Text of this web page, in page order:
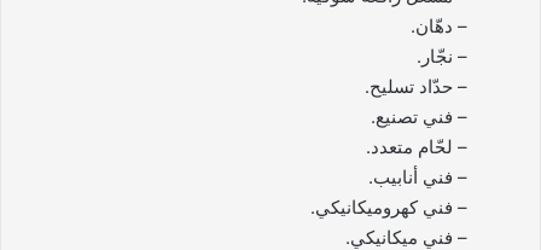
– دهّان.
– نجّار.
– حدّاد تسليح.
– فني تصنيع.
– لحّام متعدد.
– فني أنابيب.
– فني كهروميكانيكي.
– فني ميكانيكي.